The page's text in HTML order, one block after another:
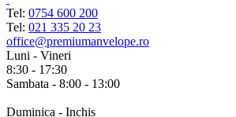
Tel: 0754 600 200
Tel: 021 335 20 23
office@premiumanvelope.ro
Luni - Vineri
8:30 - 17:30
Sambata - 8:00 - 13:00
Duminica - Inchis